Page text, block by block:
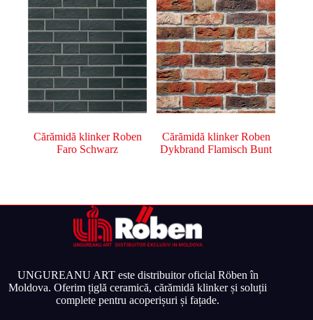
Cărămidă klinker Roben
Faro Schwarz
Cărămidă klinker Roben
Dykbrand Flamisch Bunt
UNGUREANU ART este distribuitor oficial Röben în
Moldova. Oferim țiglă ceramică, cărămidă klinker și soluții
complete pentru acoperișuri și fațade.